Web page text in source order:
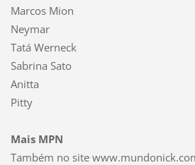
Marcos Mion
Neymar
Tatá Werneck
Sabrina Sato
Anitta
Pitty
Mais MPN
Também no site